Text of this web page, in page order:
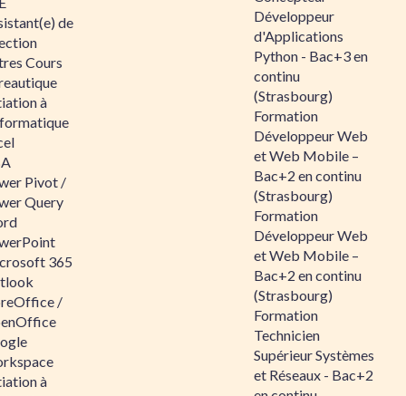
de
Cours
à
Pivot /
Query
365
/
à
Développeur
d'Applications
Python - Bac+3 en
continu
(Strasbourg)
Formation
Développeur Web
et Web Mobile –
Bac+2 en continu
(Strasbourg)
Formation
Développeur Web
et Web Mobile –
Bac+2 en continu
(Strasbourg)
Formation
Technicien
Supérieur Systèmes
et Réseaux - Bac+2